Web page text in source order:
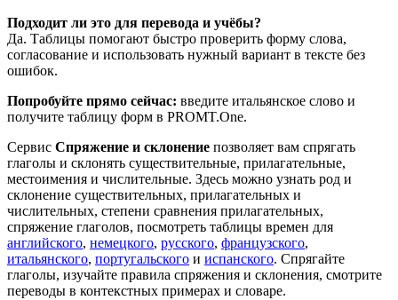
Подходит ли это для перевода и учёбы?
Да. Таблицы помогают быстро проверить форму слова,
согласование и использовать нужный вариант в тексте без
ошибок.
Попробуйте прямо сейчас: введите итальянское слово и
получите таблицу форм в PROMT.One.
Сервис Спряжение и склонение позволяет вам спрягать
глаголы и склонять существительные, прилагательные,
местоимения и числительные. Здесь можно узнать род и
склонение существительных, прилагательных и
числительных, степени сравнения прилагательных,
спряжение глаголов, посмотреть таблицы времен для
английского, немецкого, русского, французского,
итальянского, португальского и испанского. Спрягайте
глаголы, изучайте правила спряжения и склонения, смотрите
переводы в контекстных примерах и словаре.